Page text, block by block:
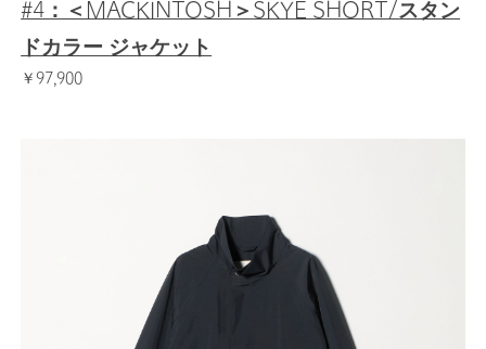
#4：＜MACKINTOSH＞SKYE SHORT/スタン
ドカラー ジャケット
￥97,900